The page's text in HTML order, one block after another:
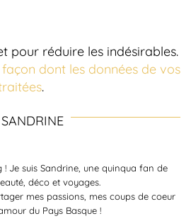
pour réduire les indésirables.
dont les données de vos
.
SANDRINE
! Je suis Sandrine, une quinqua fan de
déco et voyages.
mes passions, mes coups de coeur
du Pays Basque !